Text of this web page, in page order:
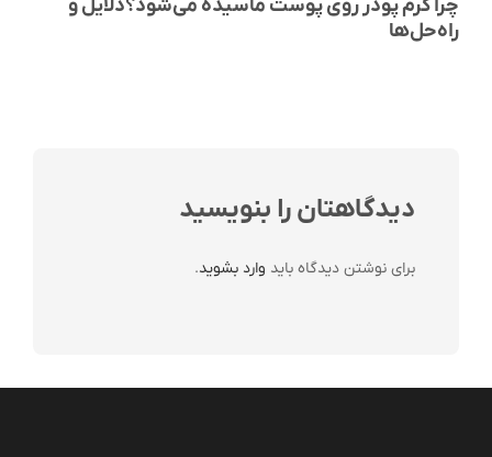
چرا کرم پودر روی پوست ماسیده می‌شود؟دلایل و
راه‌حل‌ها
دیدگاهتان را بنویسید
برای نوشتن دیدگاه باید وارد بشوید.